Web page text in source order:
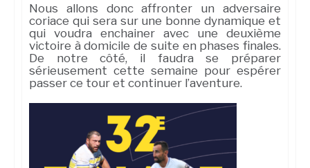
Nous allons donc affronter un adversaire
coriace qui sera sur une bonne dynamique et
qui voudra enchainer avec une deuxième
victoire à domicile de suite en phases finales.
De notre côté, il faudra se préparer
sérieusement cette semaine pour espérer
passer ce tour et continuer l’aventure.